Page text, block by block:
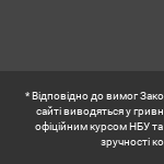
* Відповідно до вимог
сайті виводяться у
офіційним курсом НБУ та
зручності